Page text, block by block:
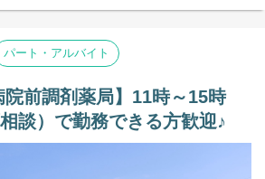
パート1名
の範囲
双方の合意のもと決定する。
パート・アルバイト
院前調剤薬局】11時～15時
談）で勤務できる方歓迎♪